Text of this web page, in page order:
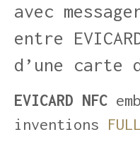
avec
entre
d’une carte
EVICARD NFC
inventions